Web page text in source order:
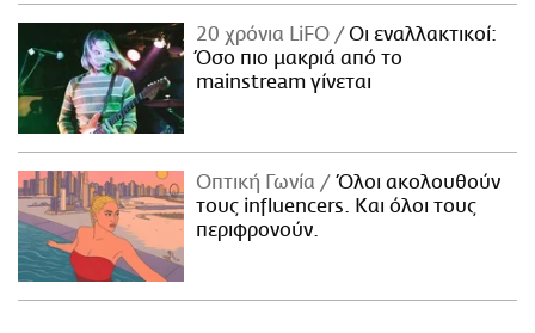
20 χρόνια LiFO
Οι εναλλακτικοί:
Όσο πιο μακριά από το
mainstream γίνεται
Οπτική Γωνία
Όλοι ακολουθούν
τους influencers. Και όλοι τους
περιφρονούν.